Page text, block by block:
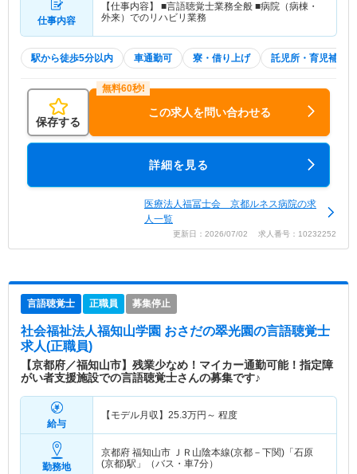
仕事内容
【仕事内容】 ■言語聴覚士業務全般 ■病院（病棟・
外来）でのリハビリ業務
駅から徒歩5分以内 車通勤可 寮・借り上げ 託児所・育児補助
保存する
この求人を問い合わせる
詳細を見る
医療法人福冨士会 京都ルネス病院の求
人一覧
更新日：2026/07/02 求人番号：10232252
言語聴覚士 正職員 募集停止
社会福祉法人福知山学園 おさだの翠光園の言語聴覚士
求人(正職員)
【京都府／福知山市】残業少なめ！マイカー通勤可能！指定障
がい者支援施設での言語聴覚士さんの募集です♪
給与
【モデル月収】 25.3万円～ 程度
勤務地
京都府 福知山市 ＪＲ山陰本線(京都－下関)「石原
(京都)駅」（バス・車7分）